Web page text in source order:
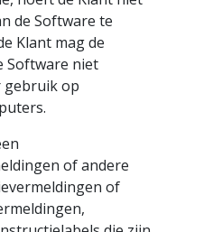
de Software te
Klant mag de
Software niet
op
of andere
of